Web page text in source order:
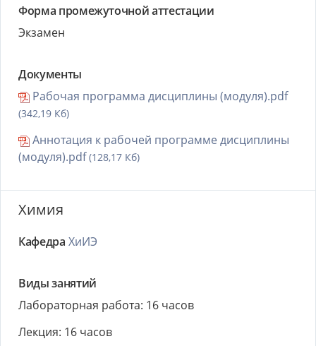
Форма промежуточной аттестации
Экзамен
Документы
Рабочая программа дисциплины (модуля).pdf
(342,19 Кб)
Аннотация к рабочей программе дисциплины
(модуля).pdf(128,17 Кб)
Химия
Кафедра ХиИЭ
Виды занятий
Лабораторная работа: 16 часов
Лекция: 16 часов